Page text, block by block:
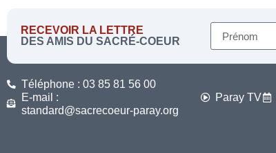
RECEVOIR LA LETTRE
DES AMIS DU SACRÉ-COEUR
Téléphone : 03 85 81 56 00
E-mail :
standard@sacrecoeur-paray.org
Paray TV